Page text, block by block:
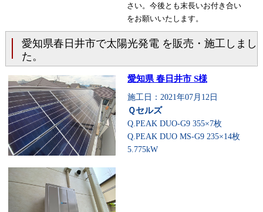
さい。今後とも末長いお付き合い
をお願いいたします。
愛知県春日井市で太陽光発電 を販売・施工しまし
た。
愛知県 春日井市 S様
施工日：2021年07月12日
Ｑセルズ
Q.PEAK DUO-G9 355×7枚
Q.PEAK DUO MS-G9 235×14枚
5.775kW